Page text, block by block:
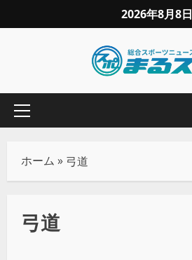
2026年8月8日
ホーム » 弓道
弓道
その他競技